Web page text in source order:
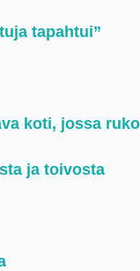
tapahtui”
koti, jossa
ja toivosta